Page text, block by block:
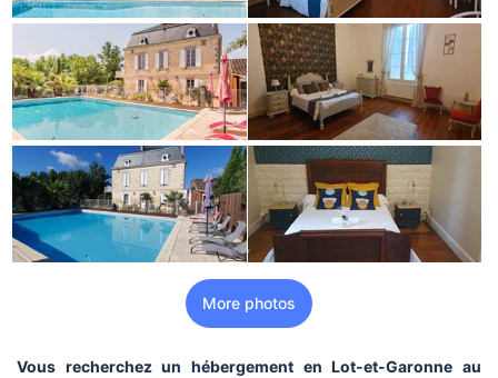
More photos
Vous recherchez un hébergement en Lot-et-Garonne au